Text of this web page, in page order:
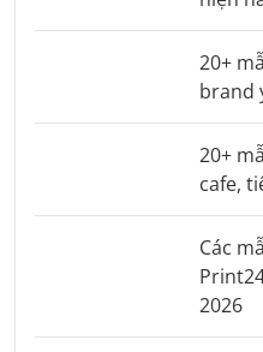
20+
brand
20+
cafe,
Các
2026